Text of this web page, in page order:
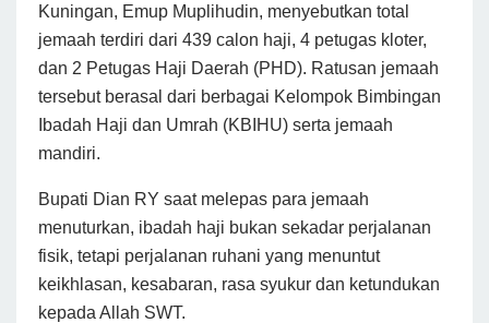
Kuningan, Emup Muplihudin, menyebutkan total
jemaah terdiri dari 439 calon haji, 4 petugas kloter,
dan 2 Petugas Haji Daerah (PHD). Ratusan jemaah
tersebut berasal dari berbagai Kelompok Bimbingan
Ibadah Haji dan Umrah (KBIHU) serta jemaah
mandiri.
Bupati Dian RY saat melepas para jemaah
menuturkan, ibadah haji bukan sekadar perjalanan
fisik, tetapi perjalanan ruhani yang menuntut
keikhlasan, kesabaran, rasa syukur dan ketundukan
kepada Allah SWT.